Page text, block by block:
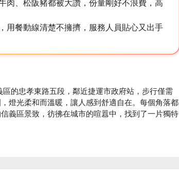
用餐動線清楚不擁擠，服務人員貼心又出手
的忠孝東路五段，鄰近捷運市政府站，步行僅需
燈光柔和而溫暖，讓人感到舒適自在。每個角落都
義區景致，彷彿在城市的喧囂中，找到了一片獨特